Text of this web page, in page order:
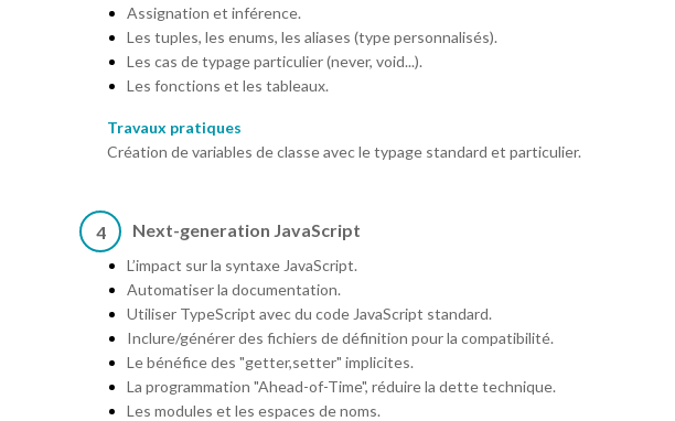
Assignation et inférence.
Les tuples, les enums, les aliases (type personnalisés).
Les cas de typage particulier (never, void...).
Les fonctions et les tableaux.
Travaux pratiques
Création de variables de classe avec le typage standard et particulier.
4 Next-generation JavaScript
L’impact sur la syntaxe JavaScript.
Automatiser la documentation.
Utiliser TypeScript avec du code JavaScript standard.
Inclure/générer des fichiers de définition pour la compatibilité.
Le bénéfice des "getter,setter" implicites.
La programmation "Ahead-of-Time", réduire la dette technique.
Les modules et les espaces de noms.